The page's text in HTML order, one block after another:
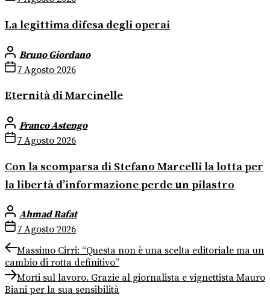
La legittima difesa degli operai
Bruno Giordano
7 Agosto 2026
Eternità di Marcinelle
Franco Astengo
7 Agosto 2026
Con la scomparsa di Stefano Marcelli la lotta per
la libertà d’informazione perde un pilastro
Ahmad Rafat
7 Agosto 2026
Navigazione
articoli
Previous
post:
Massimo Cirri: “Questa non è una scelta editoriale ma un
cambio di rotta definitivo”
Next
post:
Morti sul lavoro. Grazie al giornalista e vignettista Mauro
Biani per la sua sensibilità